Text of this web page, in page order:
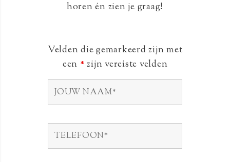
horen én zien je graag!
Velden die gemarkeerd zijn met
een * zijn vereiste velden